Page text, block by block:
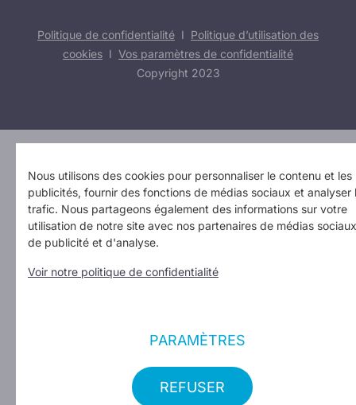
Politique de confidentialité I Politique d’utilisation des
cookies I Vos paramètres de confidentialité
Copyright 2023
Nous utilisons des cookies pour personnaliser le contenu et les
publicités, fournir des fonctions de médias sociaux et analyser
trafic. Nous partageons également des informations sur votre
utilisation de notre site avec nos partenaires de médias
de publicité et d'analyse.
Voir notre politique de confidentialité
PARAMÈTRES
REFUSER